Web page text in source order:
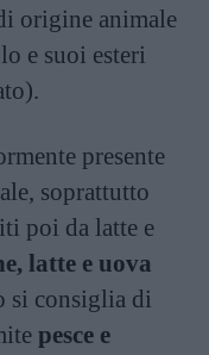
origine animale
e suoi esteri
presente
soprattutto
poi da latte e
latte e uova
si consiglia di
pesce e